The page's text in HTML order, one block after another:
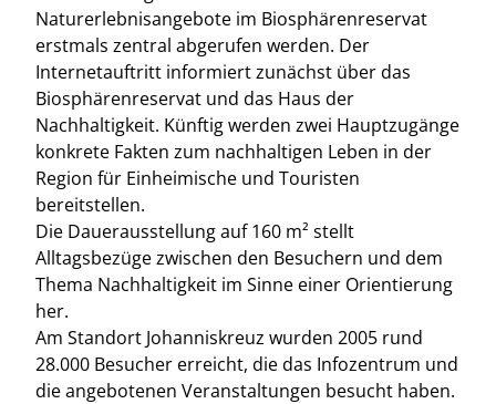
Naturerlebnisangebote im Biosphärenreservat
erstmals zentral abgerufen werden. Der
Internetauftritt informiert zunächst über das
Biosphärenreservat und das Haus der
Nachhaltigkeit. Künftig werden zwei Hauptzugänge
konkrete Fakten zum nachhaltigen Leben in der
Region für Einheimische und Touristen
bereitstellen.
Die Dauerausstellung auf 160 m² stellt
Alltagsbezüge zwischen den Besuchern und dem
Thema Nachhaltigkeit im Sinne einer Orientierung
her.
Am Standort Johanniskreuz wurden 2005 rund
28.000 Besucher erreicht, die das Infozentrum und
die angebotenen Veranstaltungen besucht haben.